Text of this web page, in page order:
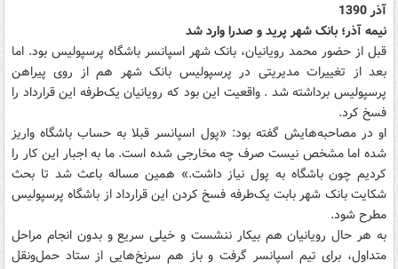
آذر 1390
نیمه آذر؛ بانک شهر پرید و صدرا وارد شد
قبل از حضور محمد رویانیان، بانک شهر اسپانسر باشگاه پرسپولیس بود. اما
بعد از تغییرات مدیریتی در پرسپولیس بانک شهر هم از روی پیراهن
پرسپولیس برداشته شد . واقعیت این بود که رویانیان یک‌طرفه این قرارداد را
فسخ کرد.
او در مصاحبه‌هایش گفته بود: «پول اسپانسر قبلا به حساب باشگاه واریز
شده اما مشخص نیست صرف چه مخارجی شده است. ما به اجبار این کار را
کردیم چون باشگاه به پول نیاز داشت.» همین مساله باعث شد تا بحث
شکایت بانک شهر بابت یک‌طرفه فسخ کردن این قرارداد از باشگاه پرسپولیس
مطرح شود.
به هر حال رویانیان هم بیکار ننشست و خیلی سریع و بدون انجام مراحل
متداول، برای تیم اسپانسر گرفت و باز هم سرنخ‌هایی از ستاد حمل‌ونقل